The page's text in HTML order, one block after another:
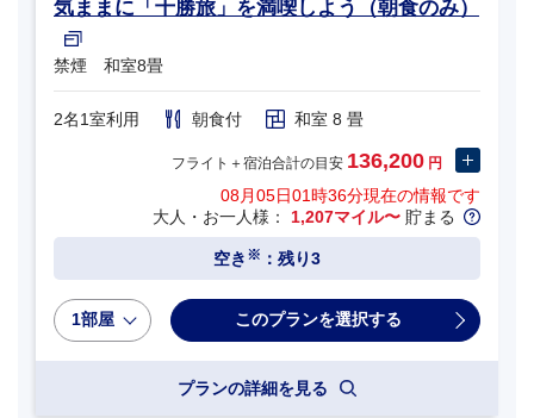
気ままに「十勝旅」を満喫しよう（朝食のみ）
禁煙 和室8畳
2名1室利用 朝食付 和室 8 畳
フライト＋宿泊合計の目安 136,200 円
08月05日01時36分現在の情報です
大人・お一人様： 1,207マイル〜 貯まる
空き ※ ：残り3
1部屋
プランの詳細を見る